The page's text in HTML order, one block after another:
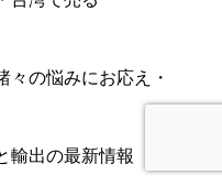
々の悩みにお応え・
輸出の最新情報